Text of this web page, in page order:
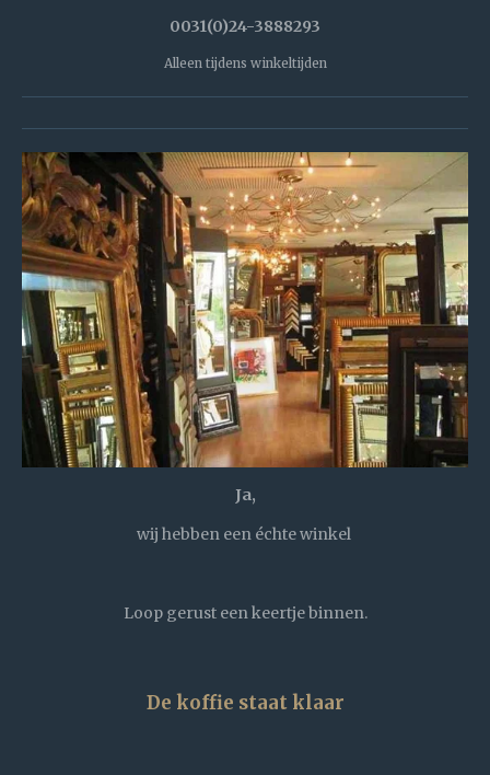
0031(0)24-3888293
Alleen tijdens winkeltijden
Ja,
wij hebben een échte winkel
Loop gerust een keertje binnen.
De koffie staat klaar